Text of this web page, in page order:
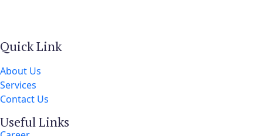
Quick Link
About Us
Services
Contact Us
Useful Links